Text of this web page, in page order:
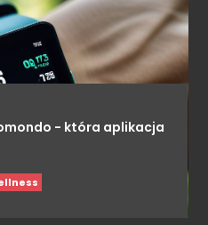
- która aplikacja